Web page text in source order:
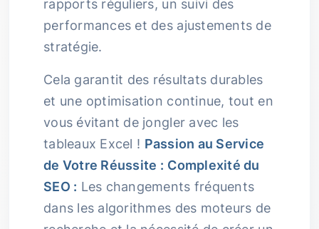
rapports réguliers, un suivi des
performances et des ajustements de
stratégie.
Cela garantit des résultats durables
et une optimisation continue, tout en
vous évitant de jongler avec les
tableaux Excel ! Passion au Service
de Votre Réussite : Complexité du
SEO : Les changements fréquents
dans les algorithmes des moteurs de